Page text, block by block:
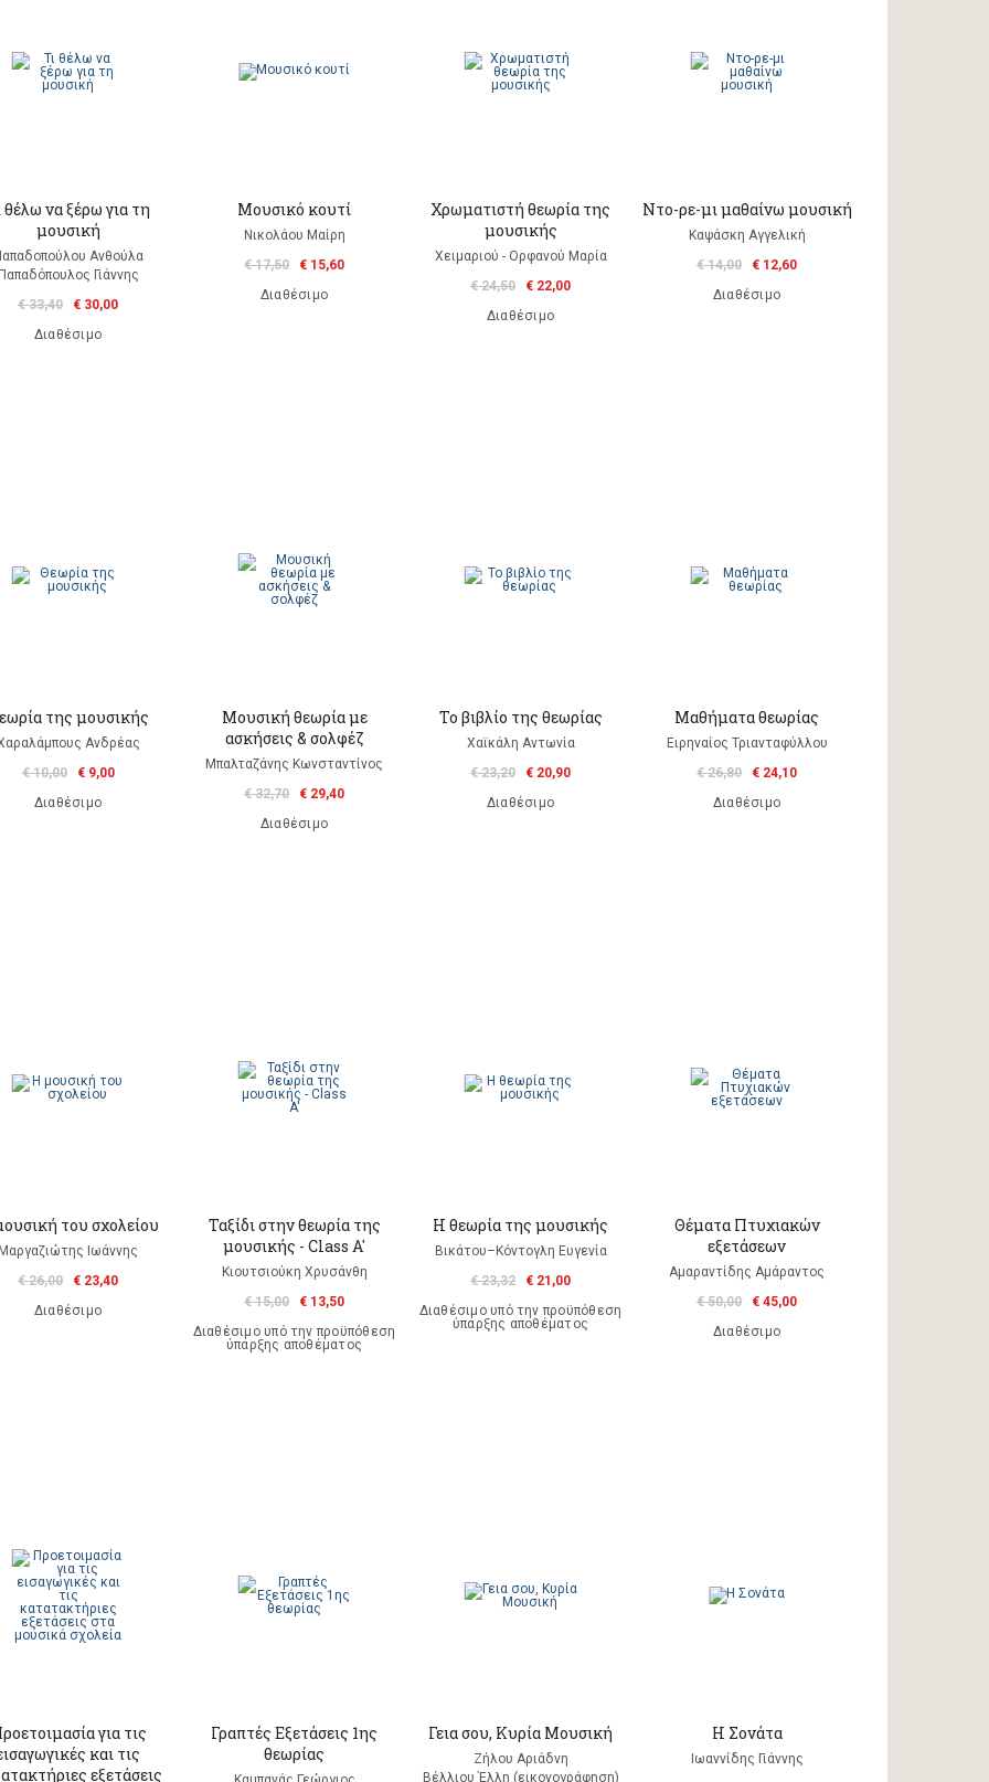
θέλω να ξέρω για τη
μουσική
Ανθούλα
Γιάννης
€ 33,40
€ 30,00
Διαθέσιμο
Μουσικό κουτί
Νικολάου Μαίρη
€ 17,50
€ 15,60
Διαθέσιμο
Χρωματιστή θεωρία της
μουσικής
Χειμαριού - Ορφανού Μαρία
€ 24,50
€ 22,00
Διαθέσιμο
Nτο-ρε-μι μαθαίνω μουσική
Καψάσκη Αγγελική
€ 14,00
€ 12,60
Διαθέσιμο
της μουσικής
Ανδρέας
€ 10,00
€ 9,00
Διαθέσιμο
Μουσική θεωρία με
ασκήσεις & σολφέζ
Μπαλταζάνης Κωνσταντίνος
€ 32,70
€ 29,40
Διαθέσιμο
Το βιβλίο της θεωρίας
Χαϊκάλη Αντωνία
€ 23,20
€ 20,90
Διαθέσιμο
Μαθήματα θεωρίας
Ειρηναίος Τριανταφύλλου
€ 26,80
€ 24,10
Διαθέσιμο
του σχολείου
Ιωάννης
€ 26,00
€ 23,40
Διαθέσιμο
Ταξίδι στην θεωρία της
μουσικής - Class A'
Κιουτσιούκη Χρυσάνθη
€ 15,00
€ 13,50
Διαθέσιμο υπό την προϋπόθεση
ύπαρξης αποθέματος
Η θεωρία της μουσικής
Βικάτου–Κόντογλη Ευγενία
€ 23,32
€ 21,00
Διαθέσιμο υπό την προϋπόθεση
ύπαρξης αποθέματος
Θέματα Πτυχιακών
εξετάσεων
Αμαραντίδης Αμάραντος
€ 50,00
€ 45,00
Διαθέσιμο
για τις
και τις
εξετάσεις
Γραπτές Εξετάσεις 1ης
θεωρίας
Γεια σου, Κυρία Μουσική
Ζήλου Αριάδνη
Βέλλιου Έλλη (εικονογράφηση)
Η Σονάτα
Ιωαννίδης Γιάννης